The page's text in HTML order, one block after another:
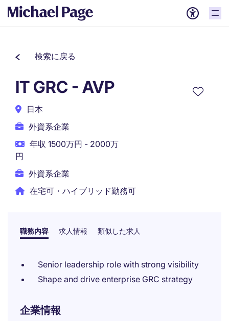
検索に戻る
IT GRC - AVP
日本
外資系企業
年収 1500万円 - 2000万
円
外資系企業
在宅可・ハイブリッド勤務可
職務内容 求人情報 類似した求人
Senior leadership role with strong visibility
Shape and drive enterprise GRC strategy
企業情報